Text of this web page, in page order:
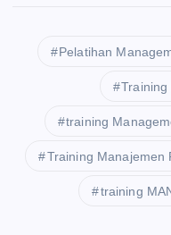
Pelatihan
Training
training
Training Manajemen
training